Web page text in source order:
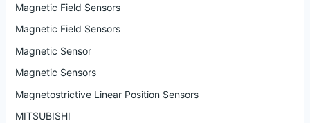
Magnetic Field Sensors
Magnetic Field Sensors
Magnetic Sensor
Magnetic Sensors
Magnetostrictive Linear Position Sensors
MITSUBISHI